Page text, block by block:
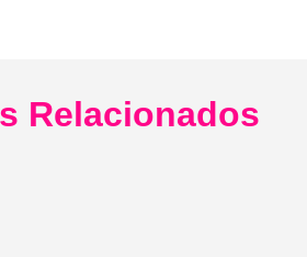
Relacionados